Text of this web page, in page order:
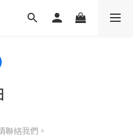
聯絡我們。